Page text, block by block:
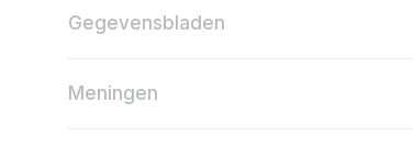
Gegevensbladen
Meningen